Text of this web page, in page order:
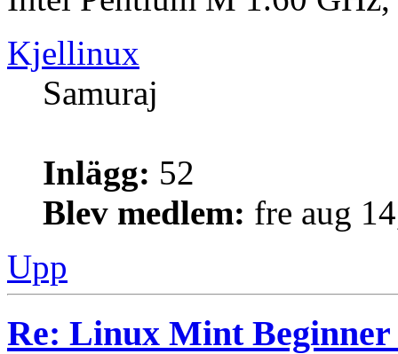
Kjellinux
Samuraj
Inlägg: 52
Blev medlem: fre aug
Upp
Re: Linux Mint Beginner